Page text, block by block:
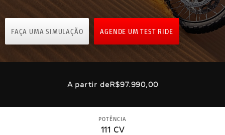
FAÇA UMA SIMULAÇÃO AGENDE UM TEST RIDE
A partir deR$97.990,00
POTÊNCIA
111 CV